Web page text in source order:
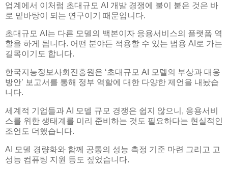
업계에서 이처럼 초대규모 AI 개발 경쟁에 불이 붙은 것은 바
로 밑바탕이 되는 연구이기 때문입니다.
초대규모 AI는 다른 모델의 백본이자 응용서비스의 플랫폼 역
할을 하게 됩니다. 어떤 분야든 적용할 수 있는 범용 AI로 가는
길목이기도 합니다.
한국지능정보사회진흥원은 ‘초대규모 AI 모델의 부상과 대응
방안’ 보고서를 통해 정부 역할에 대한 다양한 제언을 내놨습
니다.
세계적 기업들과 AI 모델 규모 경쟁은 쉽지 않으니, 응용서비
스를 위한 생태계를 미리 준비하는 것도 필요하다는 현실적인
조언도 더했습니다.
AI 모델 경량화와 함께 공통의 성능 측정 기준 마련 그리고 고
성능 컴퓨팅 지원 등도 짚었습니다.